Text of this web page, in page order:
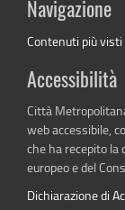
Navigazione
Contenuti più visti
Accessibilità
Città
web accessibile,
che ha recepito
europeo e del
Dichiarazione di